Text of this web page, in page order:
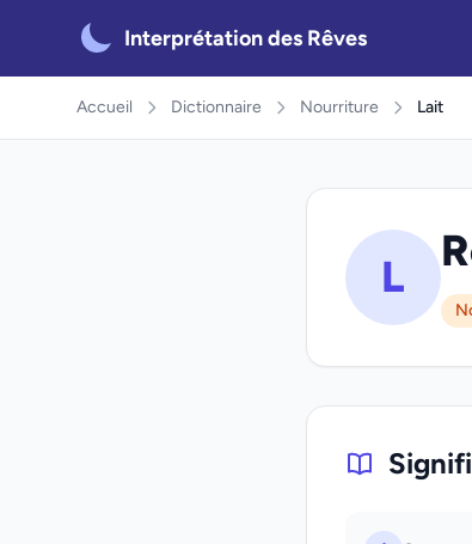
Interprétation des Rêves
Accueil Dictionnaire Nourriture Lait
L